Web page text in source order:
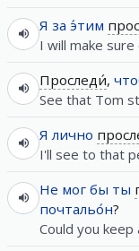
Я за э́тим
I will make sure
Проследи́,
See that Tom
Я лично
I'll see to that
Не мог бы ты
почтальо́н?
Could you